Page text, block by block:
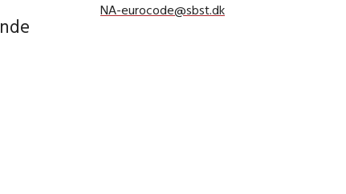
NA-eurocode@sbst.dk